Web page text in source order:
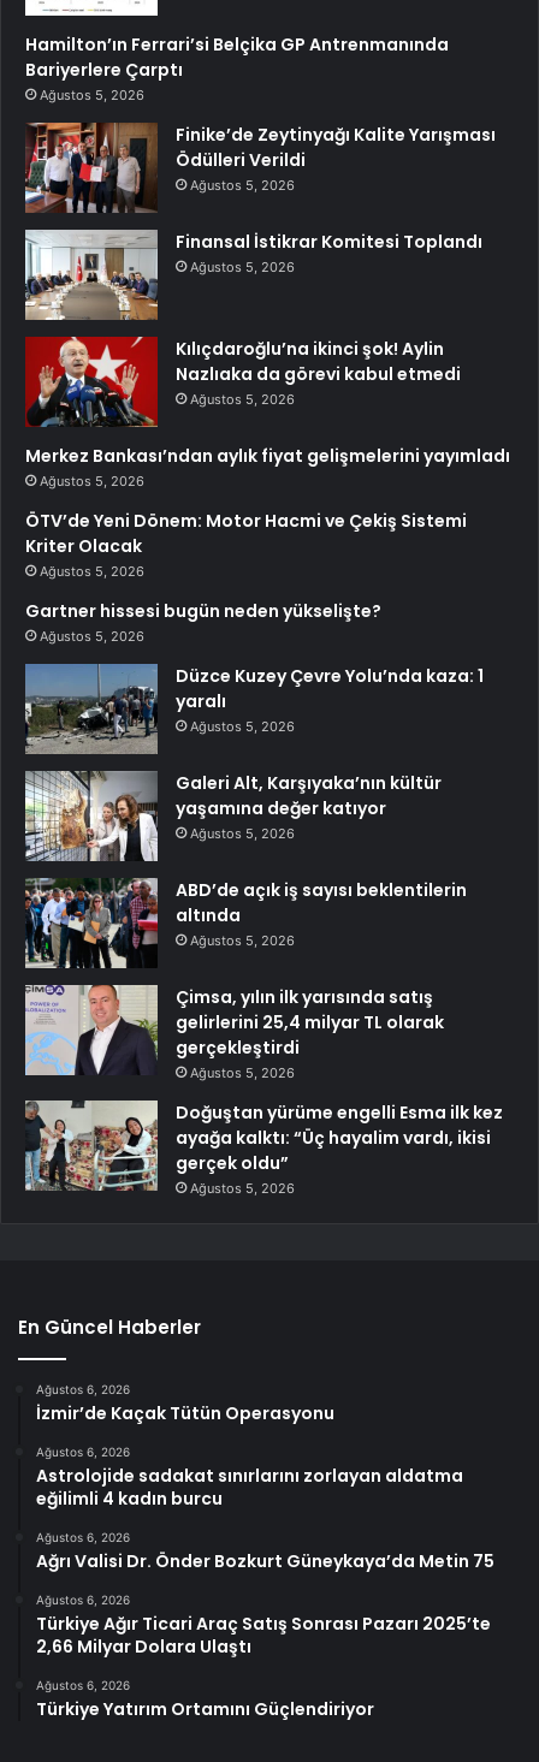
Hamilton’ın Ferrari’si Belçika GP Antrenmanında
Bariyerlere Çarptı
Ağustos 5, 2026
Finike’de Zeytinyağı Kalite Yarışması
Ödülleri Verildi
Ağustos 5, 2026
Finansal İstikrar Komitesi Toplandı
Ağustos 5, 2026
Kılıçdaroğlu’na ikinci şok! Aylin
Nazlıaka da görevi kabul etmedi
Ağustos 5, 2026
Merkez Bankası’ndan aylık fiyat gelişmelerini yayımladı
Ağustos 5, 2026
ÖTV’de Yeni Dönem: Motor Hacmi ve Çekiş Sistemi
Kriter Olacak
Ağustos 5, 2026
Gartner hissesi bugün neden yükselişte?
Ağustos 5, 2026
Düzce Kuzey Çevre Yolu’nda kaza: 1
yaralı
Ağustos 5, 2026
Galeri Alt, Karşıyaka’nın kültür
yaşamına değer katıyor
Ağustos 5, 2026
ABD’de açık iş sayısı beklentilerin
altında
Ağustos 5, 2026
Çimsa, yılın ilk yarısında satış
gelirlerini 25,4 milyar TL olarak
gerçekleştirdi
Ağustos 5, 2026
Doğuştan yürüme engelli Esma ilk kez
ayağa kalktı: “Üç hayalim vardı, ikisi
gerçek oldu”
Ağustos 5, 2026
En Güncel Haberler
Ağustos 6, 2026
İzmir’de Kaçak Tütün Operasyonu
Ağustos 6, 2026
Astrolojide sadakat sınırlarını zorlayan aldatma
eğilimli 4 kadın burcu
Ağustos 6, 2026
Ağrı Valisi Dr. Önder Bozkurt Güneykaya’da Metin 75
Ağustos 6, 2026
Türkiye Ağır Ticari Araç Satış Sonrası Pazarı 2025’te
2,66 Milyar Dolara Ulaştı
Ağustos 6, 2026
Türkiye Yatırım Ortamını Güçlendiriyor